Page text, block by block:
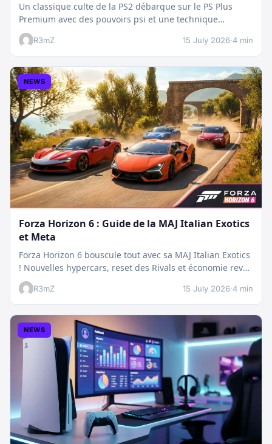
Un classique culte de la PS2 débarque sur le PS Plus
Premium avec des pouvoirs psi et une technique
boostée.…
R3mZ 15 July 2026·4 min
NEWS
Forza Horizon 6 : Guide de la MAJ Italian Exotics
et Meta
Forza Horizon 6 bouscule tout avec sa MAJ Italian Exotics
! Nouvelles hypercars, reset des Rivals et économie revue
:…
R3mZ 15 July 2026·4 min
NEWS